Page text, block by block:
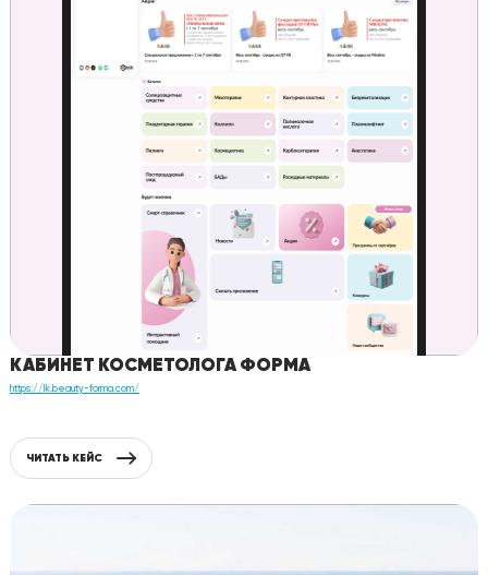
КАБИНЕТ КОСМЕТОЛОГА ФОРМА
https://lk.beauty-forma.com/
ЧИТАТЬ КЕЙС